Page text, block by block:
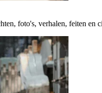
foto's, verhalen, feiten en